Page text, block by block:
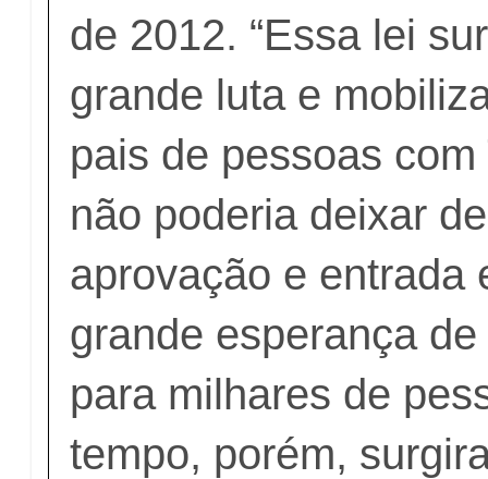
de 2012. “Essa lei
grande luta e
pais de pessoas
não poderia deixar
aprovação e entrada
grande esperança
para milhares de
tempo, porém,